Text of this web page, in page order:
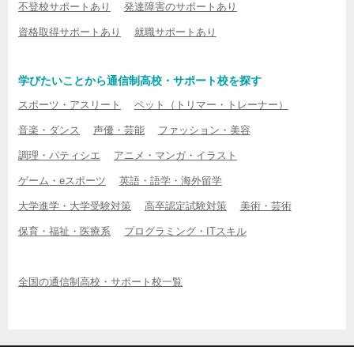
不登校サポートあり 発達障害のサポートあり
資格取得サポートあり 就職サポートあり
学びたいことから通信制高校・サポート校を探す
スポーツ・アスリート ペット（トリマー・トレーナー）
音楽・ダンス 声優・芸能 ファッション・美容
調理・パティシエ アニメ・マンガ・イラスト
ゲーム・eスポーツ 英語・語学・海外留学
大学進学・大学受験対策 高卒認定試験対策 美術・芸術
保育・福祉・医療系 プログラミング・ITスキル
全国の通信制高校・サポート校一覧